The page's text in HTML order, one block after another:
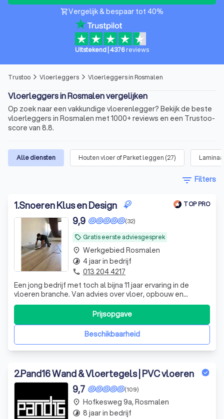
shopping_cartVergelijk & bespaar tot 40%
Uitstekend 4376reviews
Trustoo arrow_forward_ios Vloerleggers arrow_forward_ios Vloerleggers in Rosmalen
Vloerleggers in Rosmalen vergelijken
Op zoek naar een vakkundige vloerenlegger? Bekijk de beste
vloerleggers in Rosmalen met 1000+ reviews en een Trustoo-
score van 8.8.
Alle diensten Houten vloer of Parket leggen (27)
filter_list Filters
1.Snoeren Klus en Design TOP PRO
local_offer Gratis eerste adviesgesprek
(32)
9,9
Een jong bedrijf met toch al bijna 11 jaar ervaring in de
vloeren branche. Van advies over vloer, opbouw en
afwerking tot legservice voor haast alle zwevende
vloeren (laminaat, click-pvc & parket). Ook voor lichte
constructieve timmerwerken en afwerking bent u bij
Snoeren klus en design aan het juis
Beschikbaarheid
Prijsopgave
place Werkgebied Rosmalen
timelapse 4 jaar in bedrijf
phone 013 204 4217
2.Pand16 Wand & Vloertegels | PVC vloeren
(109)
9,7
place Hofkesweg 9a, Rosmalen
timelapse 8 jaar in bedrijf